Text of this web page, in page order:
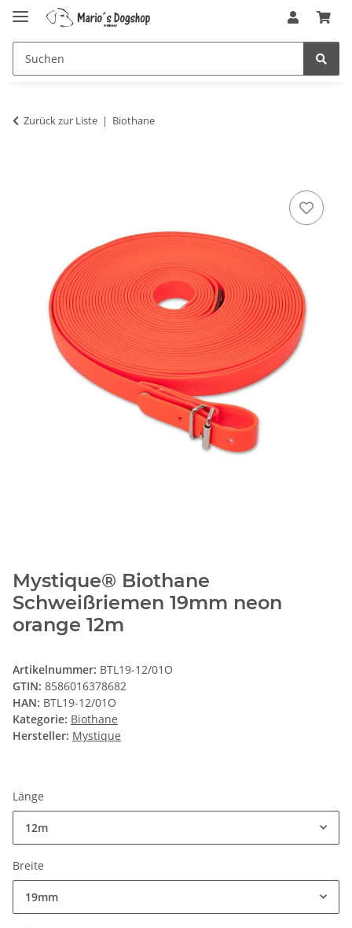
Zurück zur Liste Biothane
Mystique® Biothane
Schweißriemen 19mm neon
orange 12m
Artikelnummer: BTL19-12/01O
GTIN: 8586016378682
HAN: BTL19-12/01O
Kategorie: Biothane
Hersteller: Mystique
Länge
12m
Breite
19mm